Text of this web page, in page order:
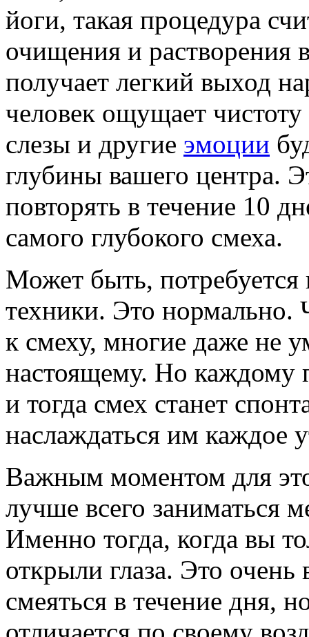
йоги, такая процедура
очищения и растворения
получает легкий выход
человек ощущает
слезы и другие эмоции
глубины вашего центра.
повторять в течение 10
самого глубокого смеха.
Может быть, потребуется
техники. Это нормально.
к смеху, многие даже не
настоящему. Но каждому
и тогда смех станет
наслаждаться им каждое
Важным моментом для
лучше всего заниматься
Именно тогда, когда вы
открыли глаза. Это
смеяться в течение дня,